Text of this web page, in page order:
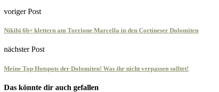
voriger Post
Nikibi 6b+ klettern am Torrione Marcella in den Cortineser Dolomiten
nächster Post
Meine Top Hotspots der Dolomiten! Was ihr nicht verpassen solltet!
Das könnte dir auch gefallen